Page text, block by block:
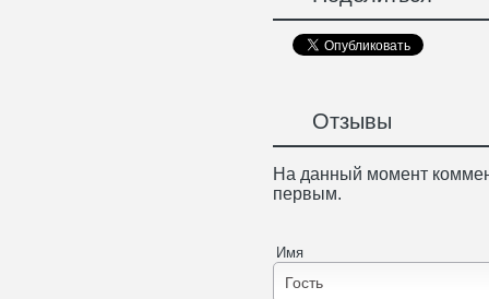
Отзывы
На данный момент
первым.
Имя